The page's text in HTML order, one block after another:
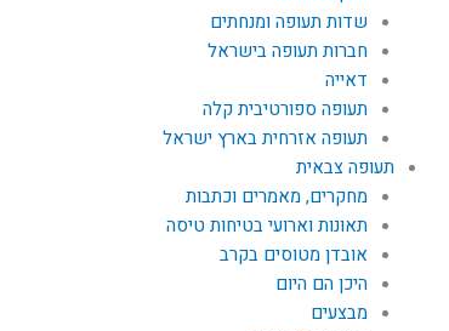
שדות תעופה ומנחתים
חברות תעופה בישראל
דאייה
תעופה ספורטיבית קלה
תעופה אזרחית בארץ ישראל
תעופה צבאית
מחקרים, מאמרים וכתבות
תאונות וארועי בטיחות טיסה
אובדן מטוסים בקרב
היכן הם היום
מבצעים